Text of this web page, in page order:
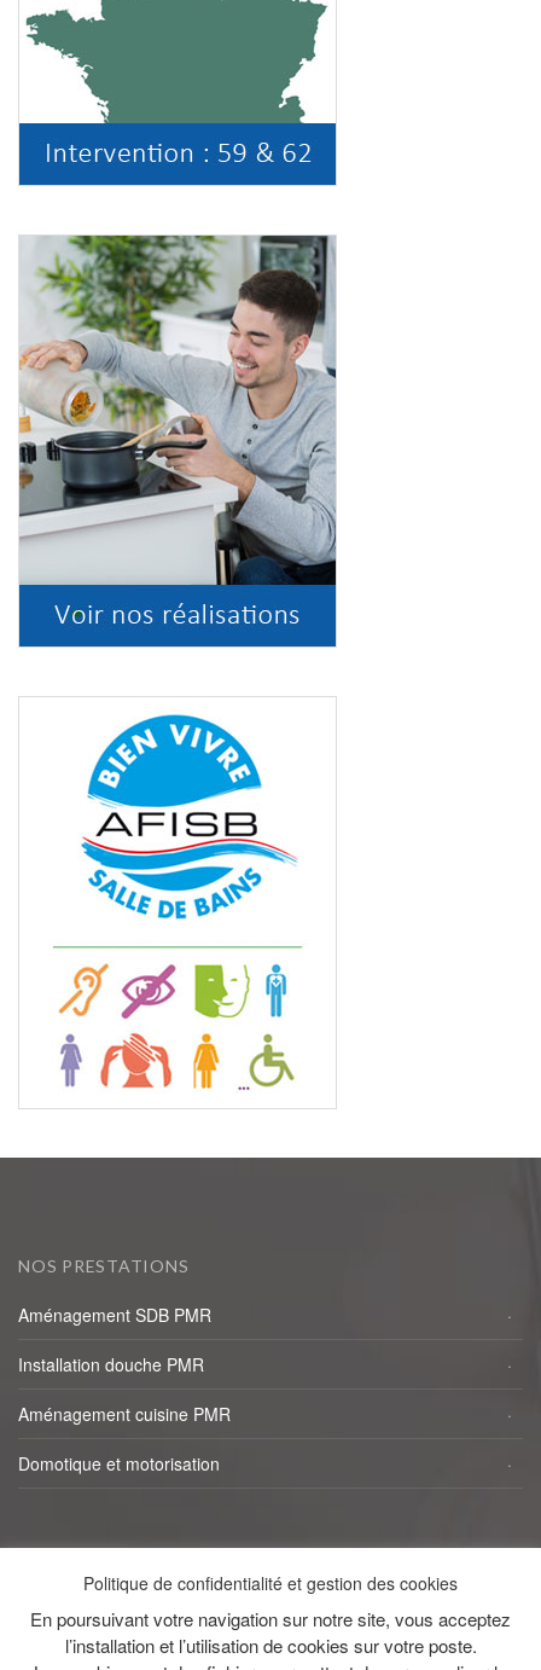
NOS PRESTATIONS
Aménagement SDB PMR
Installation douche PMR
Aménagement cuisine PMR
Domotique et motorisation
Accueil
Réalisations
Politique de confidentialité et gestion des cookies
En poursuivant votre navigation sur notre site, vous acceptez
l’installation et l’utilisation de cookies sur votre poste.